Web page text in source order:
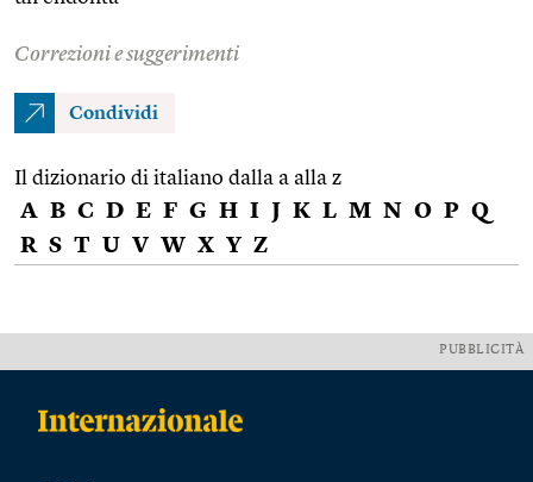
Correzioni e suggerimenti
Condividi
Il dizionario di italiano dalla a alla z
A B C D E F G H I J K L M N O P Q
R S T U V W X Y Z
PUBBLICITÀ